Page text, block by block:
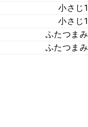
小さじ1
小さじ1
ふたつまみ
ふたつまみ